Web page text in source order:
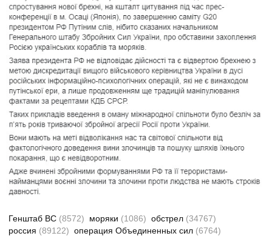
Генштаб ВС (8572) моряки (1086) обстрел (34767)
россия (89122) операция Объединенных сил (6764)